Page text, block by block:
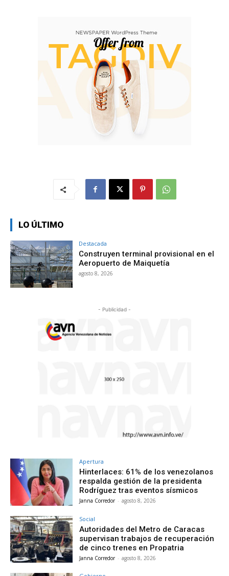
LO ÚLTIMO
Destacada
Construyen terminal provisional en el
Aeropuerto de Maiquetía
agosto 8, 2026
- Publicidad -
Apertura
Hinterlaces: 61% de los venezolanos
respalda gestión de la presidenta
Rodríguez tras eventos sísmicos
Janna Corredor - agosto 8, 2026
Social
Autoridades del Metro de Caracas
supervisan trabajos de recuperación
de cinco trenes en Propatria
Janna Corredor - agosto 8, 2026